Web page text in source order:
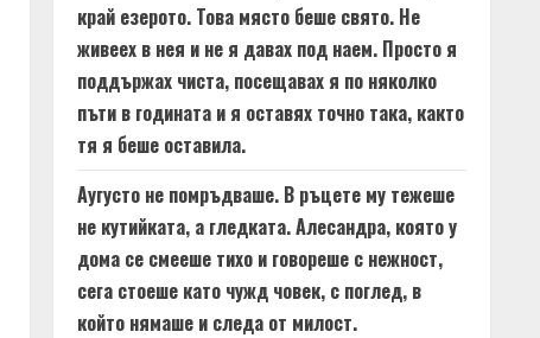
край езерото. Това място беше свято. Не
живеех в нея и не я давах под наем. Просто я
поддържах чиста, посещавах я по няколко
пъти в годината и я оставях точно така, както
тя я беше оставила.
Аугусто не помръдваше. В ръцете му тежеше
не кутийката, а гледката. Алесандра, която у
дома се смееше тихо и говореше с нежност,
сега стоеше като чужд човек, с поглед, в
който нямаше и следа от милост.